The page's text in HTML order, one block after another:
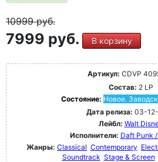
10999руб.
7999 руб. В корзину
Артикул: CDVP
Состав: 2 LP
Состояние: Новое.
Дата релиза: 03-
Лейбл: Walt
Исполнители: Daft Punk
Жанры: Classical Contemporary
Soundtrack Stage & Screen